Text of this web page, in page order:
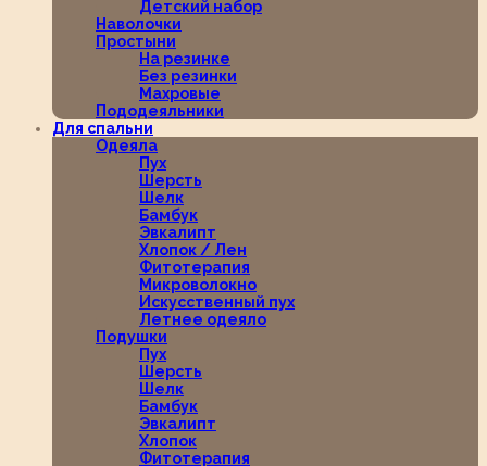
Детский набор
Наволочки
Простыни
На резинке
Без резинки
Махровые
Пододеяльники
Для спальни
Одеяла
Пух
Шерсть
Шелк
Бамбук
Эвкалипт
Хлопок / Лен
Фитотерапия
Микроволокно
Искусственный пух
Летнее одеяло
Подушки
Пух
Шерсть
Шелк
Бамбук
Эвкалипт
Хлопок
Фитотерапия